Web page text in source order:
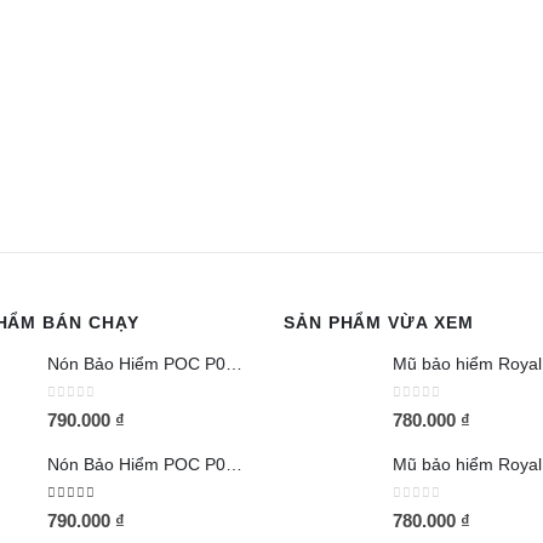
BÁN CHẠY
0out of 5
790.000 ₫
5.00 out of 5
790.000 ₫
SẢN PHẨM VỪA XEM
0out of 5
780.000 ₫
0out of 5
780.000 ₫